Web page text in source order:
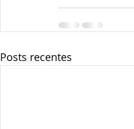
Posts recentes